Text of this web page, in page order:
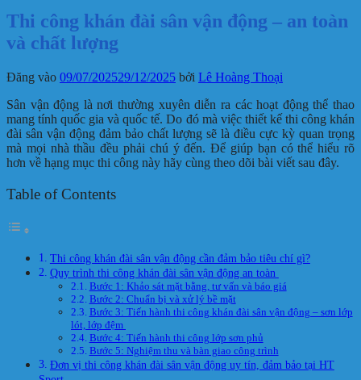
Thi công khán đài sân vận động – an toàn
và chất lượng
Đăng vào 09/07/202529/12/2025 bởi Lê Hoàng Thoại
Sân vận động là nơi thường xuyên diễn ra các hoạt động thể thao
mang tính quốc gia và quốc tế. Do đó mà việc thiết kế thi công khán
đài sân vận động đảm bảo chất lượng sẽ là điều cực kỳ quan trọng
mà mọi nhà thầu đều phải chú ý đến. Để giúp bạn có thể hiểu rõ
hơn về hạng mục thi công này hãy cùng theo dõi bài viết sau đây.
Table of Contents
Thi công khán đài sân vận động cần đảm bảo tiêu chí gì?
Quy trình thi công khán đài sân vận động an toàn
Bước 1: Khảo sát mặt bằng, tư vấn và báo giá
Bước 2: Chuẩn bị và xử lý bề mặt
Bước 3: Tiến hành thi công khán đài sân vận động – sơn lớp
lót, lớp đệm
Bước 4: Tiến hành thi công lớp sơn phủ
Bước 5: Nghiệm thu và bàn giao công trình
Đơn vị thi công khán đài sân vận động uy tín, đảm bảo tại HT